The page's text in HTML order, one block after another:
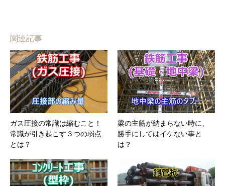
関連記事
ガス圧接の常識は縮むこと！
常識が引き起こす３つの弱点
とは？
梁の主筋が納まらない時に、
勝手にしてはイケない事と
は？